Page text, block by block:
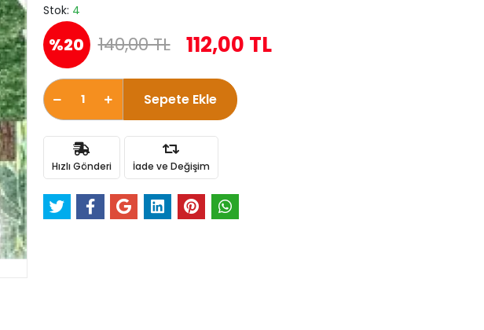
Stok: 4
%20 140,00 TL 112,00 TL
Sepete Ekle
Hızlı Gönderi İade ve Değişim